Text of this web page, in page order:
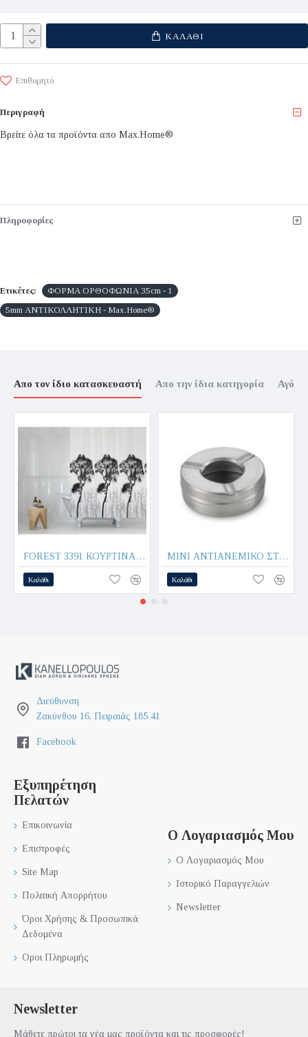
ΚΑΛΆΘΙ
Επιθυμητό
Περιγραφή
Βρείτε όλα τα προϊόντα απο Max.Home®
Πληροφορίες
Ετικέτες:
ΦΟΡΜΑ ΟΡΘΟΦΩΝΙΑ 35cm - 1
5mm ΑΝΤΙΚΟΛΛΗΤΙΚΗ - Max.Home®
Απο τον ίδιο κατασκευαστή Απο την ίδια κατηγορία
FOREST 3391 ΚΟΥΡΤΙΝΑ ΜΠΑΝΙΟΥ 180x200cm 100% POLYESTER - MAX HOME®
Καλάθι
MINI ΑΝΤΙΑΝΕΜΙΚΟ ΣΤΑΧΤΟΔΟΧΕΙΟ Φ9,5cm ΑΝΟΞΕΙΔΩΤΟ 508159 - Max.Home®
Καλάθι
Διεύθυνση
Ζακύνθου 16, Πειραιάς 185 41
Facebook
Εξυπηρέτηση
Πελατών
Επικοινωνία
Επιστροφές
Site Map
Πολιτική Απορρήτου
Όροι Χρήσης & Προσωπικά
Δεδομένα
Οροι Πληρωμής
Ο Λογαριασμός Μου
Ο Λογαριασμός Μου
Ιστορικό Παραγγελιών
Newsletter
Newsletter
Μάθετε πρώτοι τα νέα μας προϊόντα και τις προσφορές!